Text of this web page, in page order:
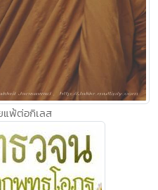
แพ้ต่อกิเลส